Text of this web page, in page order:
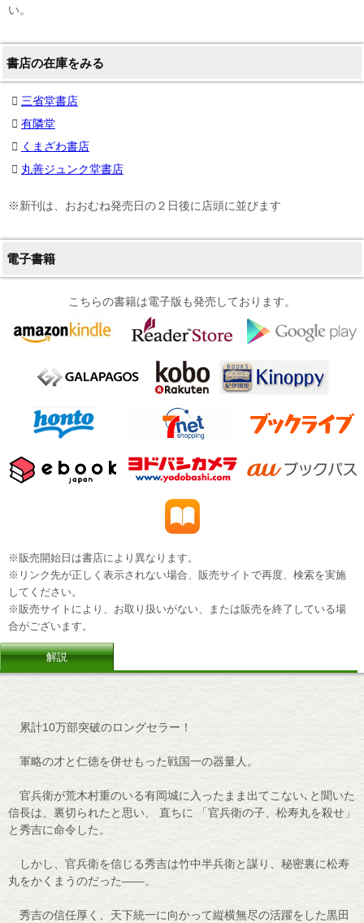
い。
書店の在庫をみる
三省堂書店
有隣堂
くまざわ書店
丸善ジュンク堂書店
※新刊は、おおむね発売日の２日後に店頭に並びます
電子書籍
こちらの書籍は電子版も発売しております。
※販売開始日は書店により異なります。
※リンク先が正しく表示されない場合、販売サイトで再度、検索を実施
してください。
※販売サイトにより、お取り扱いがない、または販売を終了している場
合がございます。
解説
累計10万部突破のロングセラー！
軍略の才と仁徳を併せもった戦国一の器量人。
官兵衛が荒木村重のいる有岡城に入ったまま出てこない､と聞いた
信長は、裏切られたと思い、 直ちに 「官兵衛の子、松寿丸を殺せ」
と秀吉に命令した。
しかし、官兵衛を信じる秀吉は竹中半兵衛と謀り、秘密裏に松寿
丸をかくまうのだった――。
秀吉の信任厚く、天下統一に向かって縦横無尽の活躍をした黒田